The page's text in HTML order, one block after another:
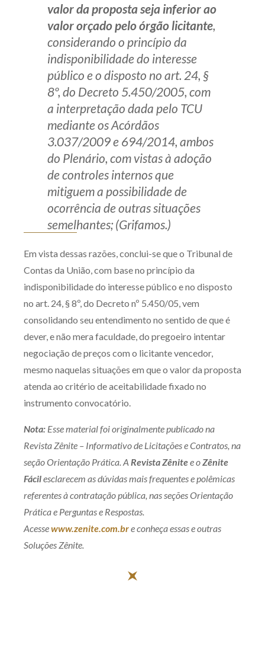
valor da proposta seja inferior ao
valor orçado pelo órgão licitante,
considerando o princípio da
indisponibilidade do interesse
público e o disposto no art. 24, §
8º, do Decreto 5.450/2005, com
a interpretação dada pelo TCU
mediante os Acórdãos
3.037/2009 e 694/2014, ambos
do Plenário, com vistas à adoção
de controles internos que
mitiguem a possibilidade de
ocorrência de outras situações
semelhantes; (Grifamos.)
Em vista dessas razões, conclui-se que o Tribunal de
Contas da União, com base no princípio da
indisponibilidade do interesse público e no disposto
no art. 24, § 8º, do Decreto nº 5.450/05, vem
consolidando seu entendimento no sentido de que é
dever, e não mera faculdade, do pregoeiro intentar
negociação de preços com o licitante vencedor,
mesmo naquelas situações em que o valor da proposta
atenda ao critério de aceitabilidade fixado no
instrumento convocatório.
Nota: Esse material foi originalmente publicado na
Revista Zênite – Informativo de Licitações e Contratos, na
seção Orientação Prática. A Revista Zênitee oZênite
Fácilesclarecem as dúvidas mais frequentes e polêmicas
referentes à contratação pública, nas seções Orientação
Prática e Perguntas e Respostas.
Acessewww.zenite.com.bre conheça essas e outras
Soluções Zênite.